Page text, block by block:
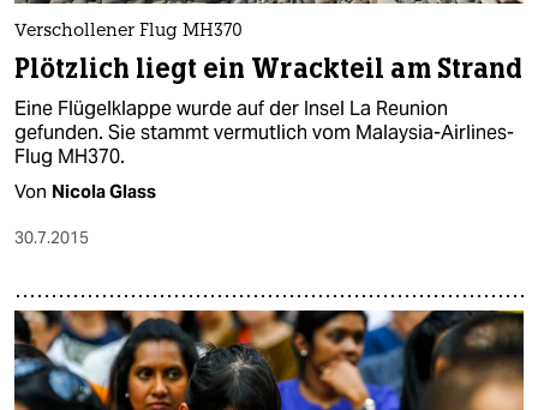
Verschollener Flug MH370
Plötzlich liegt ein Wrackteil am Strand
Eine Flügelklappe wurde auf der Insel La Reunion
gefunden. Sie stammt vermutlich vom Malaysia-Airlines-
Flug MH370.
Von Nicola Glass
30.7.2015